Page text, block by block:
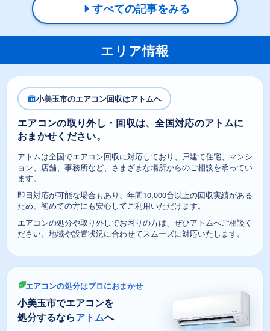
すべての記事をみる
エリア情報
小美玉市のエアコン回収はアトムへ
エアコンの取り外し・回収は、全国対応のアトムに
おまかせください。
アトムは全国でエアコン回収に対応しており、戸建て住宅、マンシ
ョン、店舗、事務所など、さまざまな場所からのご相談を承ってい
ます。
即日対応が可能な場合もあり、年間10,000台以上の回収実績がある
ため、初めての方にも安心してご利用いただけます。
エアコンの処分や取り外しでお困りの方は、ぜひアトムへご相談く
ださい。地域や設置状況に合わせてスムーズに対応いたします。
エアコンの処分はプロにおまかせ
小美玉市でエアコンを
処分するならアトムへ